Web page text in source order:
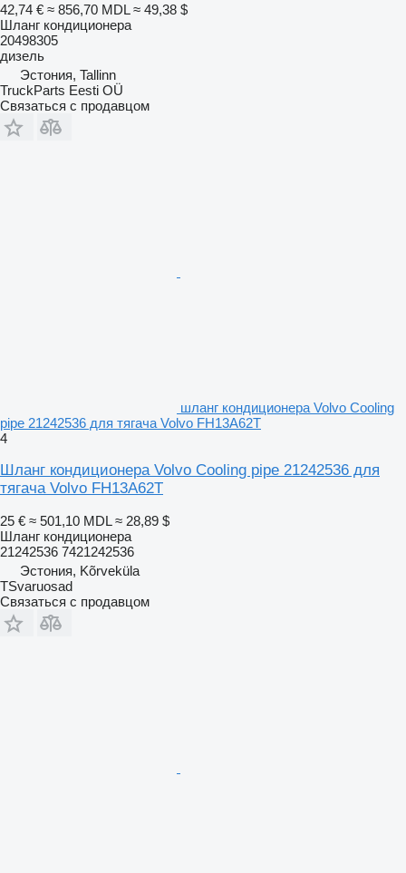
42,74 € ≈ 856,70 MDL ≈ 49,38 $
Шланг кондиционера
20498305
дизель
Эстония, Tallinn
TruckParts Eesti OÜ
Связаться с продавцом
шланг кондиционера Volvo Cooling
pipe 21242536 для тягача Volvo FH13A62T
4
Шланг кондиционера Volvo Cooling pipe 21242536 для
тягача Volvo FH13A62T
25 € ≈ 501,10 MDL ≈ 28,89 $
Шланг кондиционера
21242536 7421242536
Эстония, Kõrveküla
TSvaruosad
Связаться с продавцом